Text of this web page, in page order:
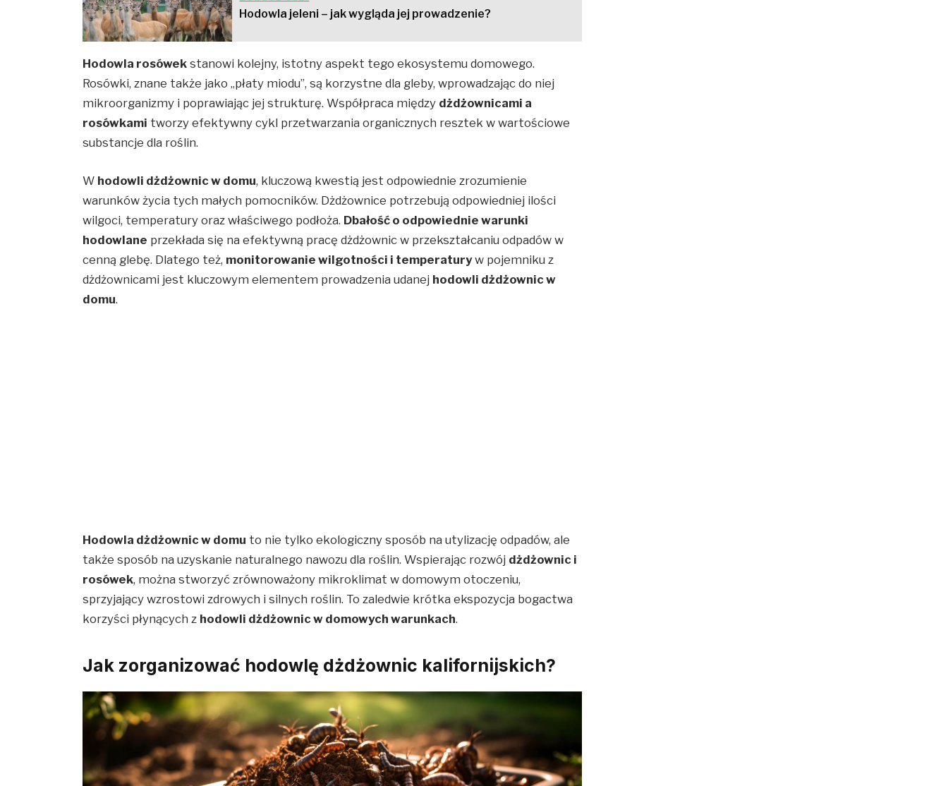
Hodowla jeleni – jak wygląda jej prowadzenie?
Hodowla rosówek stanowi kolejny, istotny aspekt tego ekosystemu domowego.
Rosówki, znane także jako „płaty miodu”, są korzystne dla gleby, wprowadzając do niej
mikroorganizmy i poprawiając jej strukturę. Współpraca między dżdżownicami a
rosówkami tworzy efektywny cykl przetwarzania organicznych resztek w wartościowe
substancje dla roślin.
W hodowli dżdżownic w domu, kluczową kwestią jest odpowiednie zrozumienie
warunków życia tych małych pomocników. Dżdżownice potrzebują odpowiedniej ilości
wilgoci, temperatury oraz właściwego podłoża. Dbałość o odpowiednie warunki
hodowlane przekłada się na efektywną pracę dżdżownic w przekształcaniu odpadów w
cenną glebę. Dlatego też, monitorowanie wilgotności i temperaturyw pojemniku z
dżdżownicami jest kluczowym elementem prowadzenia udanej hodowli dżdżownic w
domu.
Hodowla dżdżownic w domu to nie tylko ekologiczny sposób na utylizację odpadów, ale
także sposób na uzyskanie naturalnego nawozu dla roślin. Wspierając rozwój dżdżownic i
rosówek, można stworzyć zrównoważony mikroklimat w domowym otoczeniu,
sprzyjający wzrostowi zdrowych i silnych roślin. To zaledwie krótka ekspozycja bogactwa
korzyści płynących z hodowli dżdżownic w domowych warunkach.
Jak zorganizować hodowlę dżdżownic kalifornijskich?